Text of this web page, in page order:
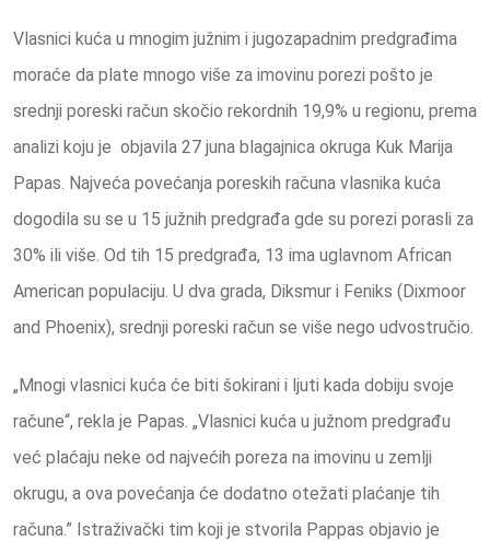
Vlasnici kuća u mnogim južnim i jugozapadnim predgrađima
moraće da plate mnogo više za imovinu porezi pošto je
srednji poreski račun skočio rekordnih 19,9% u regionu, prema
analizi koju je objavila 27 juna blagajnica okruga Kuk Marija
Papas. Najveća povećanja poreskih računa vlasnika kuća
dogodila su se u 15 južnih predgrađa gde su porezi porasli za
30% ili više. Od tih 15 predgrađa, 13 ima uglavnom African
American populaciju. U dva grada, Diksmur i Feniks (Dixmoor
and Phoenix), srednji poreski račun se više nego udvostručio.
„Mnogi vlasnici kuća će biti šokirani i ljuti kada dobiju svoje
račune“, rekla je Papas. „Vlasnici kuća u južnom predgrađu
već plaćaju neke od najvećih poreza na imovinu u zemlji
okrugu, a ova povećanja će dodatno otežati plaćanje tih
računa.” Istraživački tim koji je stvorila Pappas objavio je